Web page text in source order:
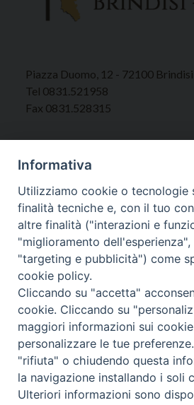
Piazza Duomo, 12 - 72100 Brindisi
Tel 0831.521958
Fax 0831.528315
Mar. / Mer. / Giov. ore 9 - 13
nei mesi estivi solo Martedì ore 9
Copyright ©
Informativa
Utilizziamo cookie o tecnologie
finalità tecniche e, con il tuo
altre finalità ("interazioni e
"miglioramento
"targeting e pubblicità") come
cookie policy.
Cliccando su "accetta"
cookie. Cliccando su
maggiori informazioni sui
personalizzare le tue
"rifiuta" o chiudendo questa
la navigazione installando i soli
Ulteriori informazioni sono